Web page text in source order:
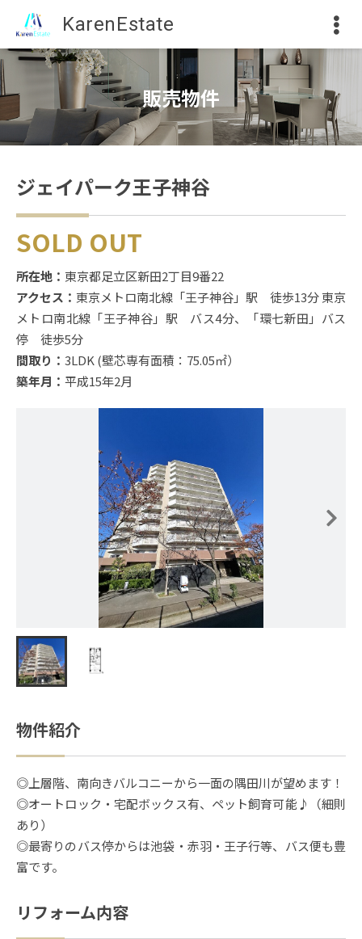
KarenEstate
販売物件
ジェイパーク王子神谷
所在地： 東京都足立区新田2丁目9番22
アクセス： 東京メトロ南北線「王子神谷」駅 徒歩13分東京
メトロ南北線「王子神谷」駅 バス4分、「環七新田」バス
停 徒歩5分
間取り： 3LDK (壁芯専有面積：75.05㎡）
築年月： 平成15年2月
SOLD OUT
物件紹介
◎上層階、南向きバルコニーから一面の隅田川が望めます！
◎オートロック・宅配ボックス有、ペット飼育可能♪（細則
あり）
◎最寄りのバス停からは池袋・赤羽・王子行等、バス便も豊
富です。
リフォーム内容